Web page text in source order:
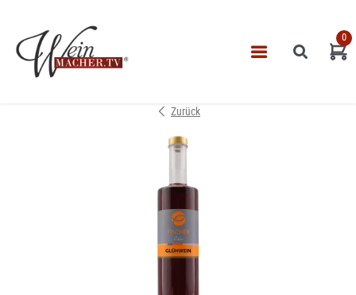
VINOTHEK
LEISTUNGEN
IMPRESSUM
0
Zurück